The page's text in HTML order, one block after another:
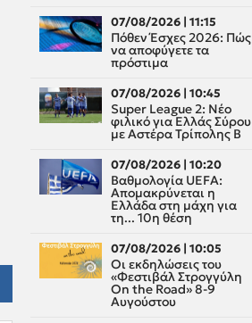
07/08/2026 | 11:15
Πόθεν Έσχες 2026: Πώς
να αποφύγετε τα
πρόστιμα
07/08/2026 | 10:45
Super League 2: Νέο
φιλικό για Ελλάς Σύρου
με Αστέρα Τρίπολης Β
07/08/2026 | 10:20
Βαθμολογία UEFA:
Απομακρύνεται η
Ελλάδα στη μάχη για
τη... 10η θέση
07/08/2026 | 10:05
Οι εκδηλώσεις του
«Φεστιβάλ Στρογγύλη
On the Road» 8-9
Αυγούστου